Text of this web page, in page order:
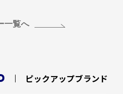
一覧へ
ピックアップブランド